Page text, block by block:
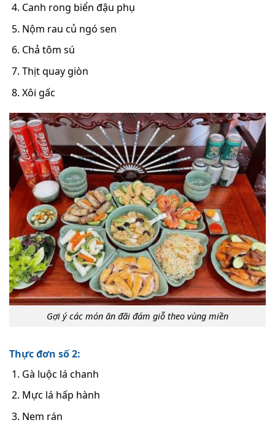
Canh rong biển đậu phụ
Nộm rau củ ngó sen
Chả tôm sú
Thịt quay giòn
Xôi gấc
Gợi ý các món ăn đãi đám giỗ theo vùng miền
Thực đơn số 2:
Gà luộc lá chanh
Mực lá hấp hành
Nem rán